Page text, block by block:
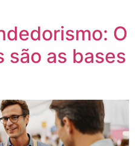
O
são as bases